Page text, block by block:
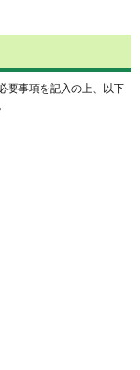
要事項を記入の上、以下